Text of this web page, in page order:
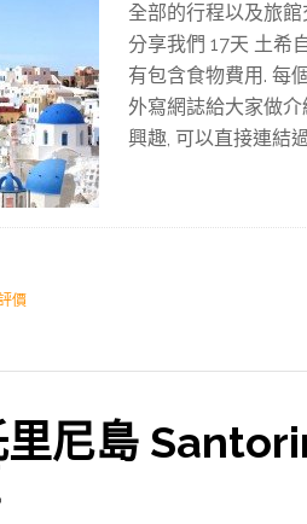
全部的行程以及旅
分享我們 17天 土希
有包含食物費用. 每
外寫網誌給大家做
興趣, 可以直接連結
價
里尼島